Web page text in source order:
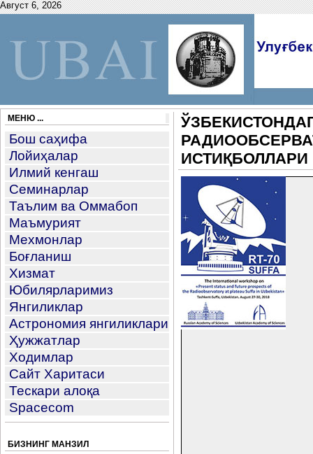
Август 6, 2026
МЕНЮ ...
Бош саҳифа
Лойиҳалар
Илмий кенгаш
Семинарлар
Таълим ва Оммабоп
Маъмурият
Мехмонлар
Боғланиш
Хизмат
Юбилярларимиз
Янгиликлар
Астрономия янгиликлари
Ҳужжатлар
Ходимлар
Сайт Харитаси
Тескари алоқа
Spacecom
БИЗНИНГ МАНЗИЛ
ИСТИҚБОЛЛАРИ